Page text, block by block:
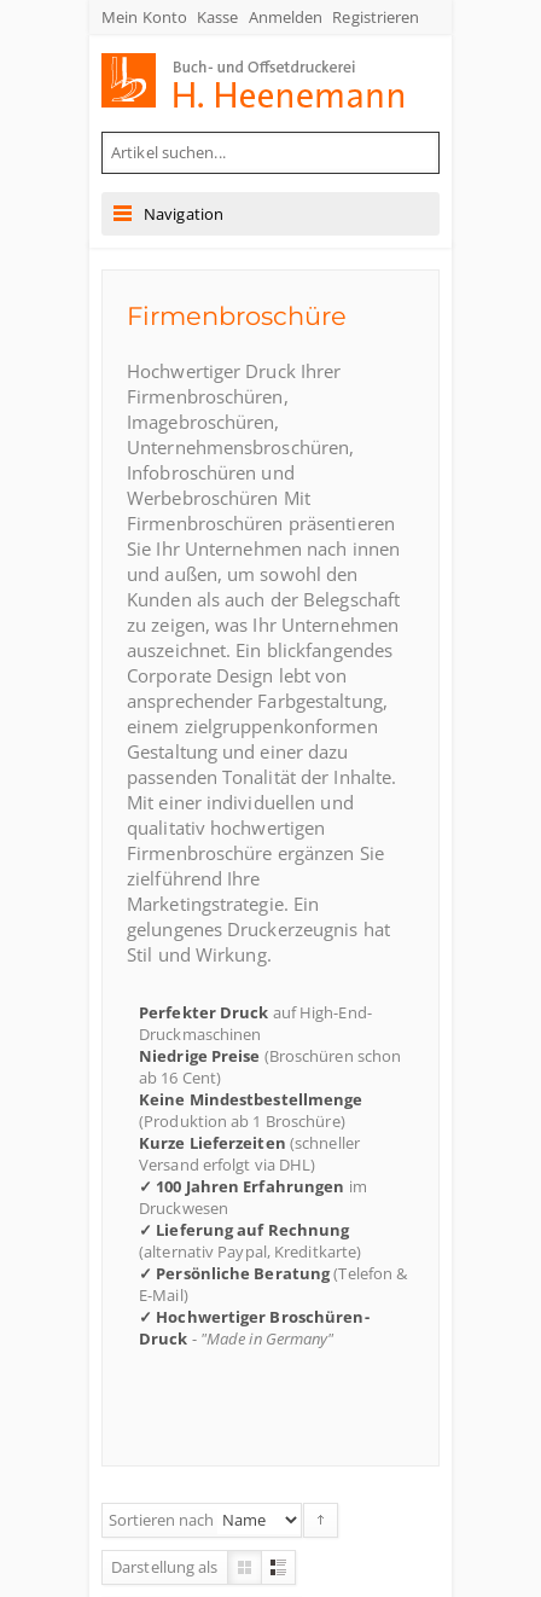
Mein Konto Kasse Anmelden Registrieren
Navigation
Firmenbroschüre
Hochwertiger Druck Ihrer
Firmenbroschüren,
Imagebroschüren,
Unternehmensbroschüren,
Infobroschüren und
Werbebroschüren Mit
Firmenbroschüren präsentieren
Sie Ihr Unternehmen nach innen
und außen, um sowohl den
Kunden als auch der Belegschaft
zu zeigen, was Ihr Unternehmen
auszeichnet. Ein blickfangendes
Corporate Design lebt von
ansprechender Farbgestaltung,
einem zielgruppenkonformen
Gestaltung und einer dazu
passenden Tonalität der Inhalte.
Mit einer individuellen und
qualitativ hochwertigen
Firmenbroschüre ergänzen Sie
zielführend Ihre
Marketingstrategie. Ein
gelungenes Druckerzeugnis hat
Stil und Wirkung.
Perfekter Druck auf High-End-
Druckmaschinen
Niedrige Preise (Broschüren schon
ab 16 Cent)
Keine Mindestbestellmenge
(Produktion ab 1 Broschüre)
Kurze Lieferzeiten (schneller
Versand erfolgt via DHL)
✓ 100 Jahren Erfahrungen im
Druckwesen
✓ Lieferung auf Rechnung
(alternativ Paypal, Kreditkarte)
✓ Persönliche Beratung(Telefon &
E-Mail)
✓ Hochwertiger Broschüren-
Druck - "Made in Germany"
Sortieren nach
Darstellung als